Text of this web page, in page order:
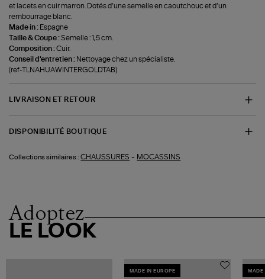
et lacets en cuir marron. Dotés d’une semelle en caoutchouc et d’un
rembourrage blanc.
Made in : Espagne
Taille & Coupe :Semelle : 1,5 cm.
Composition :Cuir.
Conseil d'entretien : Nettoyage chez un spécialiste.
(ref-TLNAHUAWINTERGOLDTAB)
LIVRAISON ET RETOUR
DISPONIBILITÉ BOUTIQUE
Collections similaires : CHAUSSURES - MOCASSINS
Adoptez
LE LOOK
MADE IN EUROPE MADE